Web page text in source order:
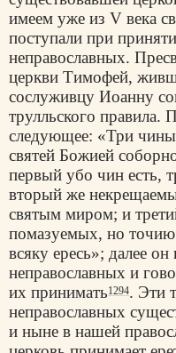
имеем уже из V века
поступали при
неправославных.
церкви Тимофей,
сослуживцу Иоанну
трулльского
следующее: «Три
святей Божией
первый убо чин есть,
вторый же
святым миром; и
помазуемых, но
всяку ересь»; далее
неправославных и
их принимать1294. Эти
неправославных
и ныне в нашей